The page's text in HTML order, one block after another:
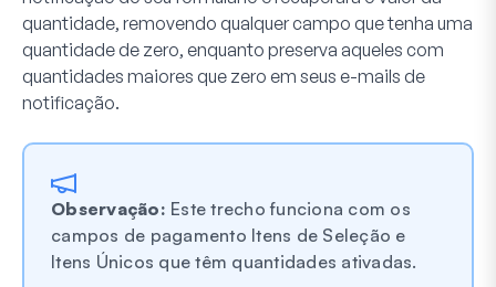
quantidade, removendo qualquer campo que tenha uma
quantidade de zero, enquanto preserva aqueles com
quantidades maiores que zero em seus e-mails de
notificação.
Observação: Este trecho funciona com os
campos de pagamento Itens de Seleção e
Itens Únicos que têm quantidades ativadas.